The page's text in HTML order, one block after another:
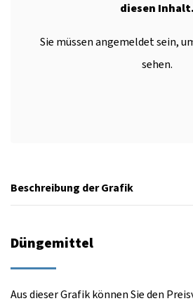
diesen Inhalt.
Sie müssen angemeldet sein,
sehen.
Beschreibung der Grafik
Düngemittel
Aus dieser Grafik können Sie den